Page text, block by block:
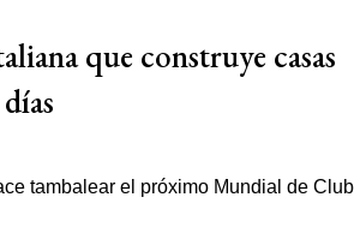
que construye casas